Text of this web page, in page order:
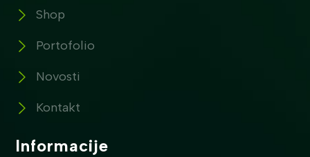
Shop
Portofolio
Novosti
Kontakt
Informacije